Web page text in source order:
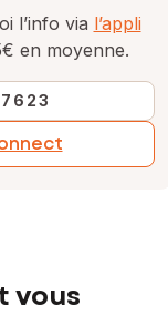
l’info via l’appli
en moyenne.
vous